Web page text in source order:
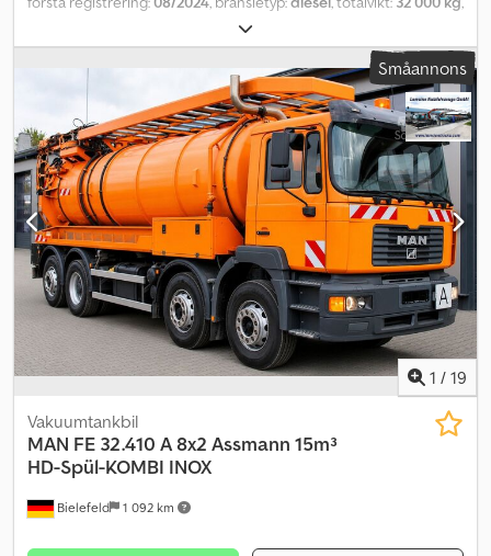
, nästa besiktning (TÜV):
växeltyp:halvautomatisk, emissionsklass:Euro 6, Utrustning:ABS,
elektroniskt stabilitetsprogram (ESP), luftkonditionering,
navigationssystem, parkeringsvärmare, Fordonet står sedan
2025-09-25 hos MAN Hannover. Multifunktionsratt, solskydd för
vindruta, solrullgardiner för sidorutorna, kylbox, MAN ljudsystem,
sidoskamerasystem (SCS) ## SE DOKUMENT ## Müller 12105900
Dksdpfxov Ndq Ho Ac Uer
Småannons
1 / 19
Bielefeld 1 092 km
Vakuumtankbil
MAN FE 32.410 A 8x2 Assmann 15m³
HD-Spül-KOMBI INOX